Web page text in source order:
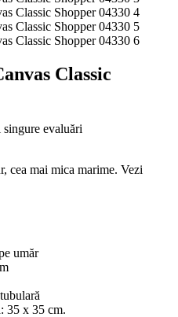
Classic
evaluări
cea mai mica marime. Vezi
umăr
35 x 35 cm.